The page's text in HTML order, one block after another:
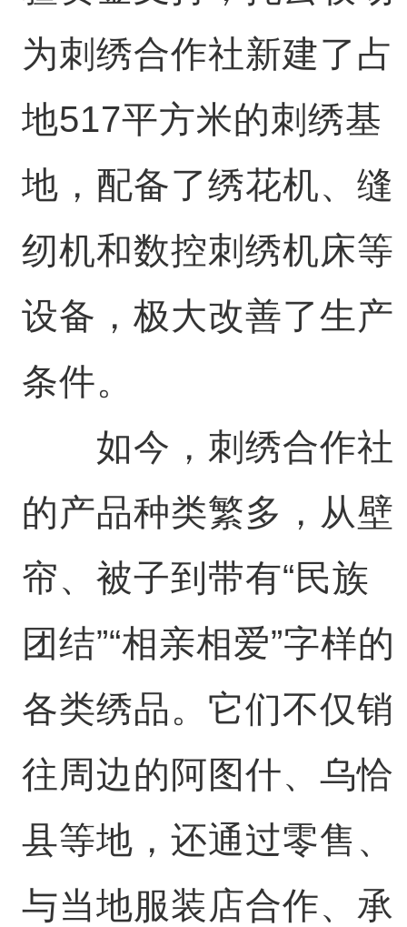
为刺绣合作社新建了占
地517平方米的刺绣基
地，配备了绣花机、缝
纫机和数控刺绣机床等
设备，极大改善了生产
条件。
如今，刺绣合作社
的产品种类繁多，从壁
帘、被子到带有“民族
团结”“相亲相爱”字样的
各类绣品。它们不仅销
往周边的阿图什、乌恰
县等地，还通过零售、
与当地服装店合作、承